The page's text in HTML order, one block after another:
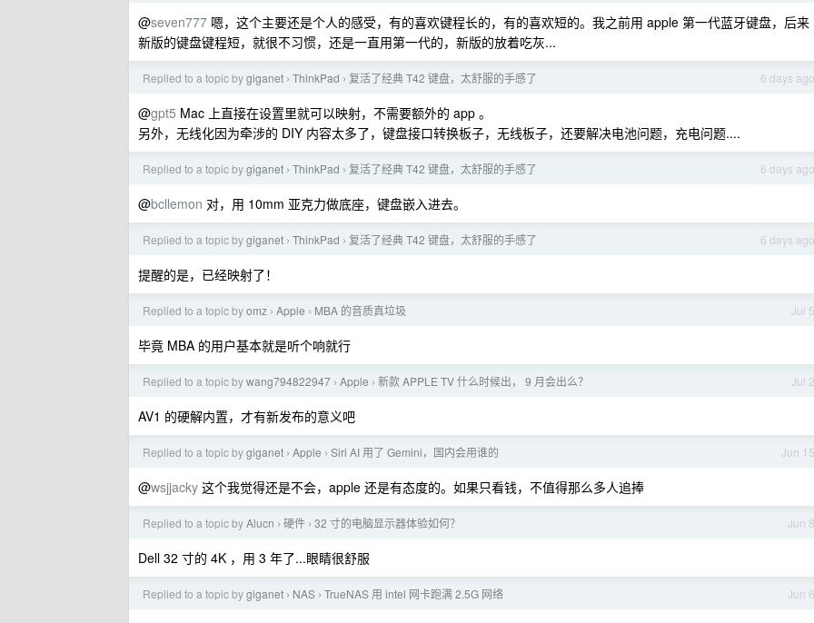
@seven777 嗯，这个主要还是个人的感受，有的喜欢键程长的，有的喜欢短的。我之前用 apple 第一代蓝牙键盘，后来
新版的键盘键程短，就很不习惯，还是一直用第一代的，新版的放着吃灰...
6 days ago
Replied to a topic bygiganet › ThinkPad › 复活了经典 T42 键盘，太舒服的手感了
@gpt5 Mac 上直接在设置里就可以映射，不需要额外的 app 。
另外，无线化因为牵涉的 DIY 内容太多了，键盘接口转换板子，无线板子，还要解决电池问题，充电问题....
6 days ago
Replied to a topic bygiganet › ThinkPad › 复活了经典 T42 键盘，太舒服的手感了
@bcllemon 对，用 10mm 亚克力做底座，键盘嵌入进去。
6 days ago
Replied to a topic bygiganet › ThinkPad › 复活了经典 T42 键盘，太舒服的手感了
提醒的是，已经映射了！
Jul 5
Replied to a topic byomz › Apple › MBA 的音质真垃圾
毕竟 MBA 的用户基本就是听个响就行
Jul 2
Replied to a topic bywang794822947 › Apple › 新款 APPLE TV 什么时候出， 9 月会出么？
AV1 的硬解内置，才有新发布的意义吧
Jun 15
Replied to a topic bygiganet › Apple › Siri AI 用了 Gemini，国内会用谁的
@wsjjacky 这个我觉得还是不会，apple 还是有态度的。如果只看钱，不值得那么多人追捧
Jun 8
Replied to a topic byAlucn › 硬件 › 32 寸的电脑显示器体验如何？
Dell 32 寸的 4K ，用 3 年了...眼睛很舒服
Jun 6
Replied to a topic bygiganet › NAS › TrueNAS 用 intel 网卡跑满 2.5G 网络